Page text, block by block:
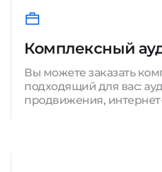
Комплексный
Вы можете заказать
подходящий для вас:
продвижения,